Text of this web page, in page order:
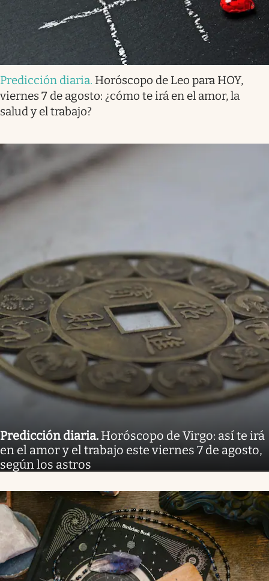
Predicción diaria. Horóscopo de Leo para HOY,
viernes 7 de agosto: ¿cómo te irá en el amor, la
salud y el trabajo?
Predicción diaria. Horóscopo de Virgo: así te irá
en el amor y el trabajo este viernes 7 de agosto,
según los astros